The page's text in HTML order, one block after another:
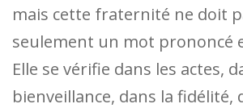
mais cette fraternité ne doit
seulement un mot prononcé
Elle se vérifie dans les actes,
bienveillance, dans la fidélité,